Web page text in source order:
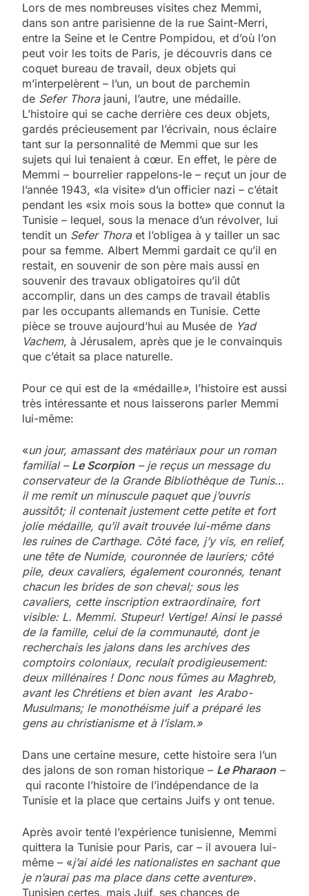
Lors de mes nombreuses visites chez Memmi,
dans son antre parisienne de la rue Saint-Merri,
entre la Seine et le Centre Pompidou, et d’où l’on
peut voir les toits de Paris, je découvris dans ce
coquet bureau de travail, deux objets qui
m’interpelèrent – l’un, un bout de parchemin
de Sefer Thora jauni, l’autre, une médaille.
L’histoire qui se cache derrière ces deux objets,
gardés précieusement par l’écrivain, nous éclaire
tant sur la personnalité de Memmi que sur les
sujets qui lui tenaient à cœur. En effet, le père de
Memmi – bourrelier rappelons-le – reçut un jour de
l’année 1943, «la visite» d’un officier nazi – c’était
pendant les «six mois sous la botte» que connut la
Tunisie – lequel, sous la menace d’un révolver, lui
tendit un Sefer Thoraet l’obligea à y tailler un sac
pour sa femme. Albert Memmi gardait ce qu’il en
restait, en souvenir de son père mais aussi en
souvenir des travaux obligatoires qu’il dût
accomplir, dans un des camps de travail établis
par les occupants allemands en Tunisie. Cette
pièce se trouve aujourd’hui au Musée de Yad
Vachem, à Jérusalem, après que je le convainquis
que c’était sa place naturelle.
Pour ce qui est de la «médaille», l’histoire est aussi
très intéressante et nous laisserons parler Memmi
lui-même:
«un jour, amassant des matériaux pour un roman
familial – Le Scorpion– je reçus un message du
conservateur de la Grande Bibliothèque de Tunis…
il me remit un minuscule paquet que j’ouvris
aussitôt; il contenait justement cette petite et fort
jolie médaille, qu’il avait trouvée lui-même dans
les ruines de Carthage. Côté face, j’y vis, en relief,
une tête de Numide, couronnée de lauriers; côté
pile, deux cavaliers, également couronnés, tenant
chacun les brides de son cheval; sous les
cavaliers, cette inscription extraordinaire, fort
visible: L. Memmi. Stupeur! Vertige! Ainsi le passé
de la famille, celui de la communauté, dont je
recherchais les jalons dans les archives des
comptoirs coloniaux, reculait prodigieusement:
deux millénaires ! Donc nous fûmes au Maghreb,
avant les Chrétiens et bien avant les Arabo-
Musulmans; le monothéisme juif a préparé les
gens au christianisme et à l’islam.»
Dans une certaine mesure, cette histoire sera l’un
des jalons de son roman historique – Le Pharaon–
qui raconte l’histoire de l’indépendance de la
Tunisie et la place que certains Juifs y ont tenue.
Après avoir tenté l’expérience tunisienne, Memmi
quittera la Tunisie pour Paris, car – il avouera lui-
même – «j’ai aidé les nationalistes en sachant que
je n’aurai pas ma place dans cette aventure».
Tunisien certes, mais Juif, ses chances de